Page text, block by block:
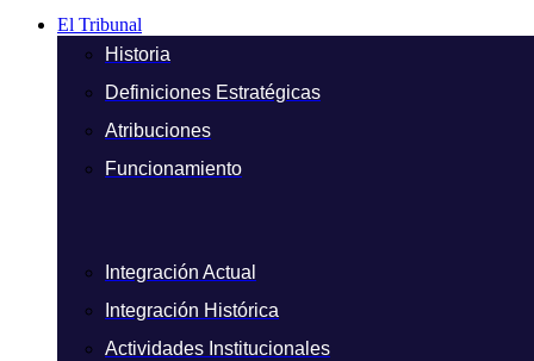
El Tribunal
Historia
Definiciones Estratégicas
Atribuciones
Funcionamiento
Integración Actual
Integración Histórica
Actividades Institucionales